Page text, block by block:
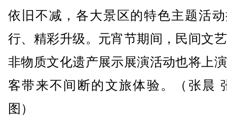
依旧不减，各大景区的特色主题活
行、精彩升级。元宵节期间，民间文
非物质文化遗产展示展演活动也将上
客带来不间断的文旅体验。（张晨
图）